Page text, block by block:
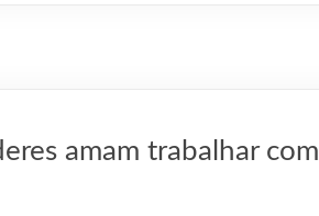
amam trabalhar com